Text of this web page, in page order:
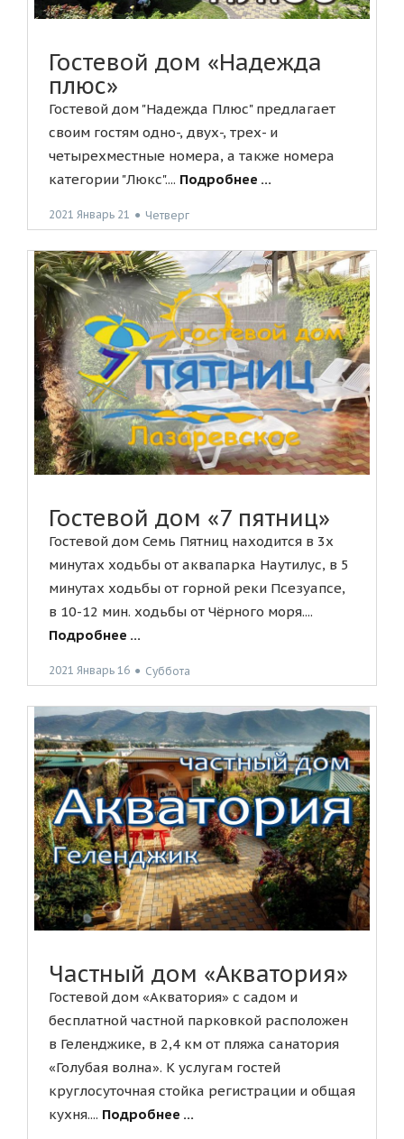
Гостевой дом «Надежда
плюс»
Гостевой дом "Надежда Плюс" предлагает
своим гостям одно-, двух-, трех- и
четырехместные номера, а также номера
категории "Люкс".... Подробнее ...
2021 Январь 21 ● Четверг
Гостевой дом «7 пятниц»
Гостевой дом Семь Пятниц находится в 3х
минутах ходьбы от аквапарка Наутилус, в 5
минутах ходьбы от горной реки Псезуапсе,
в 10-12 мин. ходьбы от Чёрного моря....
Подробнее ...
2021 Январь 16 ● Суббота
Частный дом «Акватория»
Гостевой дом «Акватория» с садом и
бесплатной частной парковкой расположен
в Геленджике, в 2,4 км от пляжа санатория
«Голубая волна». К услугам гостей
круглосуточная стойка регистрации и общая
кухня.... Подробнее ...